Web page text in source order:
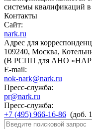
системы квалификаций
Контакты
Сайт:
nark.ru
Адрес для
109240, Москва,
(В РСПП для АНО
E-mail:
nok-nark@nark.ru
Пресс-служба:
pr@nark.ru
Пресс-служба:
+7 (495) 966-16-86 (доб.